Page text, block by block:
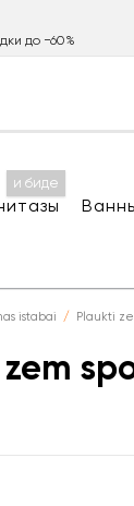
до −60%
и биде
istabai Plaukti